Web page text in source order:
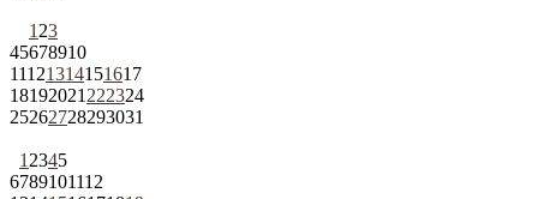
1 23
45678910
11121314151617
18192021 222324
25262728293031
1 2345
6789101112